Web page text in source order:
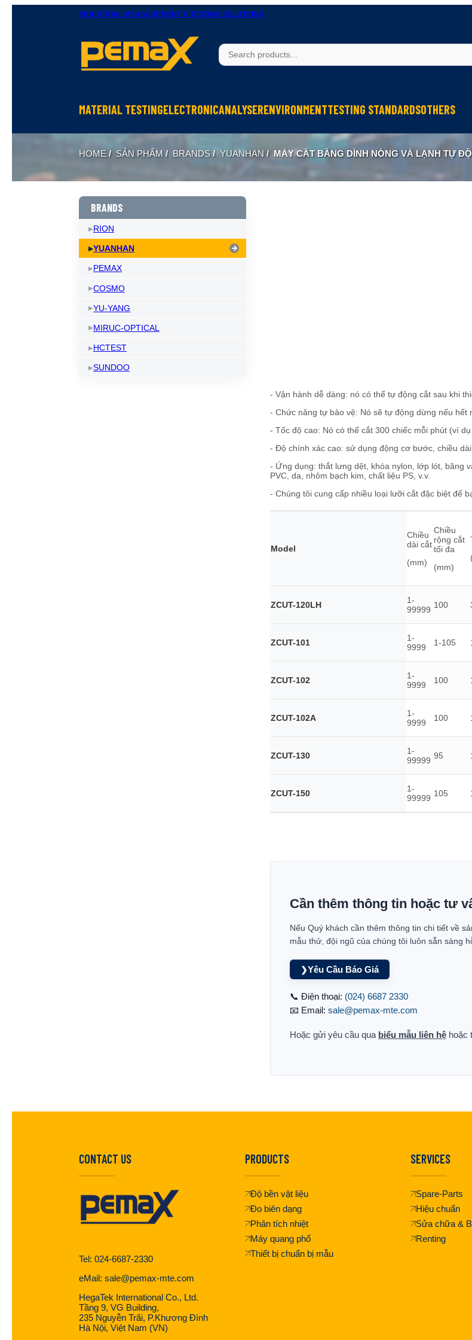
INDUSTRIAL MEASUREMENT & TESTING SOLUTIONS
MATERIAL TESTING
Thử độ bền vật liệu
Thử nghiệm rung
Máy đo độ cứng
Thiết bị chuẩn bị mẫu
ELECTRONIC
Meters, Anlyser
Test sản phẩm điện tử
ANALYSER
Thermal Analysis
Spectrometer
ENVIRONMENT
Weather Testing
Climate & Environment Chamber
Sound & Vibration
TESTING STANDARDS
IEC Testing
Fire Resistance Testing
Sound & Vibration
OTHERS
Cable
Optical
HOME / SẢN PHẨM / BRANDS / YUANHAN / MÁY CẮT BĂNG DÍNH NÓNG VÀ LẠNH TỰ ĐỘNG - MẪU TỐC ĐỘ CAO
BRANDS
RION
YUANHAN
PEMAX
COSMO
YU-YANG
MIRUC-OPTICAL
HCTEST
SUNDOO
- Vận hành dễ dàng: nó có thể tự động cắt sau khi
- Chức năng tự bảo vệ: Nó sẽ tự động dừng nếu hết
- Tốc độ cao: Nó có thể cắt 300 chiếc mỗi phút (ví
- Độ chính xác cao: sử dụng động cơ bước, chiều
- Ứng dụng: thắt lưng dệt, khóa nylon, lớp lót, băng
PVC, da, nhôm bạch kim, chất liệu PS, v.v.
- Chúng tôi cung cấp nhiều loại lưỡi cắt đặc biệt để
Model
Chiều
dài cắt
(mm)
Chiều
rộng cắt
tối đa
(mm)
ZCUT-120LH
1-
99999 100
ZCUT-101
1-
9999
1-105
ZCUT-102
1-
9999
100
ZCUT-102A
1-
9999
100
ZCUT-130
1-
99999 95
ZCUT-150
1-
99999 105
Cần thêm thông tin hoặc tư
Nếu Quý khách cần thêm thông tin chi tiết về
mẫu thử, đội ngũ của chúng tôi luôn sẵn sàng
❯Yêu Cầu Báo Giá
📞 Điện thoại: (024) 6687 2330
📧 Email: sale@pemax-mte.com
Hoặc gửi yêu cầu qua biểu mẫu liên hệ hoặc
CONTACT US
Tel: 024-6687-2330
eMail: sale@pemax-mte.com
HegaTek International Co., Ltd.
Tầng 9, VG Building,
235 Nguyễn Trãi, P.Khương Đình
Hà Nội, Việt Nam (VN)
PRODUCTS
Độ bền vật liệu
Đo biên dạng
Phân tích nhiệt
Máy quang phổ
Thiết bị chuẩn bị mẫu
SERVICES
Spare-Parts
Hiệu chuẩn
Sửa chữa &
Renting